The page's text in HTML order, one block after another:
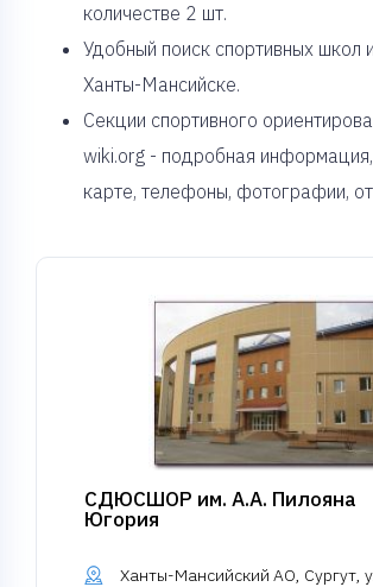
количестве 2 шт.
Удобный поиск спортивных школ
Ханты-Мансийске.
Секции спортивного
wiki.org - подробная
карте, телефоны, фотографии,
СДЮСШОР им. А.А. Пилояна
Югория
Ханты-Мансийский АО, Сургут,